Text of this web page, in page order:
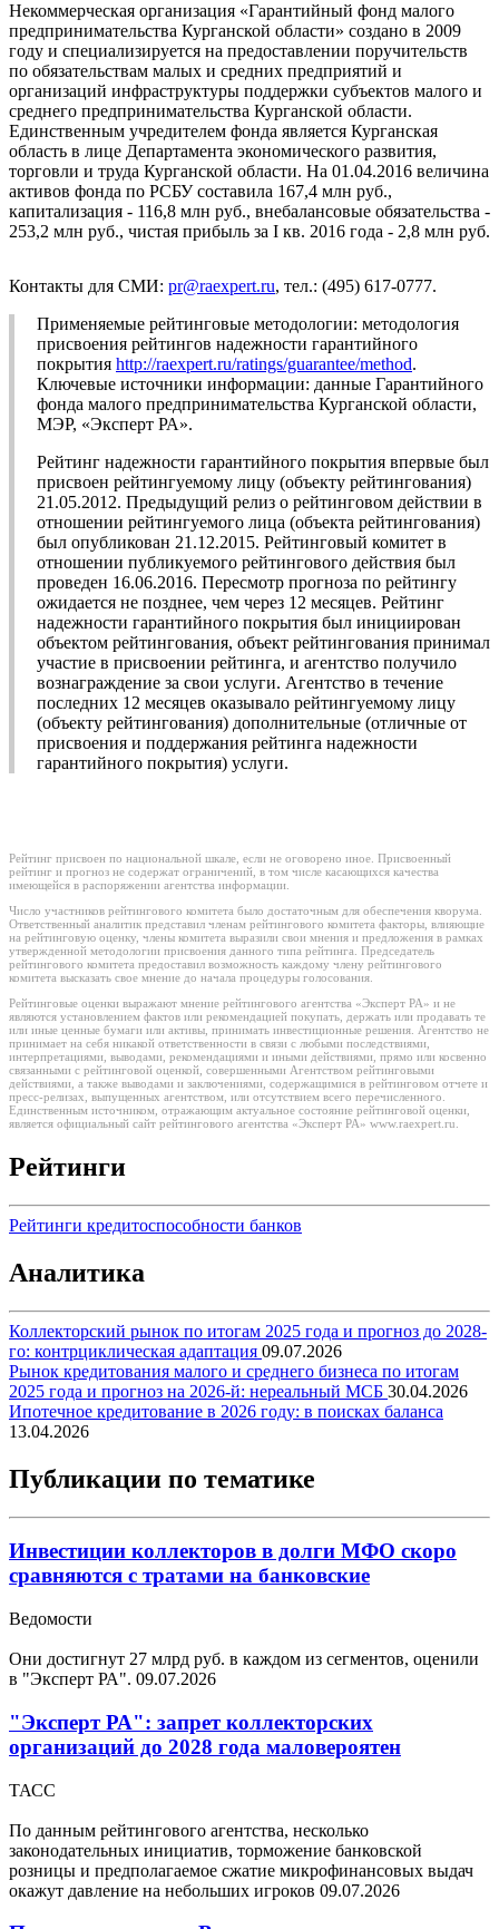
Некоммерческая организация «Гарантийный фонд малого
предпринимательства Курганской области» создано в 2009
году и специализируется на предоставлении поручительств
по обязательствам малых и средних предприятий и
организаций инфраструктуры поддержки субъектов малого и
среднего предпринимательства Курганской области.
Единственным учредителем фонда является Курганская
область в лице Департамента экономического развития,
торговли и труда Курганской области. На 01.04.2016 величина
активов фонда по РСБУ составила 167,4 млн руб.,
капитализация - 116,8 млн руб., внебалансовые обязательства -
253,2 млн руб., чистая прибыль за I кв. 2016 года - 2,8 млн руб.
Контакты для СМИ: pr@raexpert.ru, тел.: (495) 617-0777.
Применяемые рейтинговые методологии: методология
присвоения рейтингов надежности гарантийного
покрытия http://raexpert.ru/ratings/guarantee/method.
Ключевые источники информации: данные Гарантийного
фонда малого предпринимательства Курганской области,
МЭР, «Эксперт РА».
Рейтинг надежности гарантийного покрытия впервые был
присвоен рейтингуемому лицу (объекту рейтингования)
21.05.2012. Предыдущий релиз о рейтинговом действии в
отношении рейтингуемого лица (объекта рейтингования)
был опубликован 21.12.2015. Рейтинговый комитет в
отношении публикуемого рейтингового действия был
проведен 16.06.2016. Пересмотр прогноза по рейтингу
ожидается не позднее, чем через 12 месяцев. Рейтинг
надежности гарантийного покрытия был инициирован
объектом рейтингования, объект рейтингования принимал
участие в присвоении рейтинга, и агентство получило
вознаграждение за свои услуги. Агентство в течение
последних 12 месяцев оказывало рейтингуемому лицу
(объекту рейтингования) дополнительные (отличные от
присвоения и поддержания рейтинга надежности
гарантийного покрытия) услуги.
Рейтинг присвоен по национальной шкале, если не оговорено иное. Присвоенный
рейтинг и прогноз не содержат ограничений, в том числе касающихся качества
имеющейся в распоряжении агентства информации.
Число участников рейтингового комитета было достаточным для обеспечения кворума.
Ответственный аналитик представил членам рейтингового комитета факторы, влияющие
на рейтинговую оценку, члены комитета выразили свои мнения и предложения в рамках
утвержденной методологии присвоения данного типа рейтинга. Председатель
рейтингового комитета предоставил возможность каждому члену рейтингового
комитета высказать свое мнение до начала процедуры голосования.
Рейтинговые оценки выражают мнение рейтингового агентства «Эксперт РА» и не
являются установлением фактов или рекомендацией покупать, держать или продавать те
или иные ценные бумаги или активы, принимать инвестиционные решения. Агентство не
принимает на себя никакой ответственности в связи с любыми последствиями,
интерпретациями, выводами, рекомендациями и иными действиями, прямо или косвенно
связанными с рейтинговой оценкой, совершенными Агентством рейтинговыми
действиями, а также выводами и заключениями, содержащимися в рейтинговом отчете и
пресс-релизах, выпущенных агентством, или отсутствием всего перечисленного.
Единственным источником, отражающим актуальное состояние рейтинговой оценки,
является официальный сайт рейтингового агентства «Эксперт РА» www.raexpert.ru.
Рейтинги
Рейтинги кредитоспособности банков
Аналитика
Коллекторский рынок по итогам 2025 года и прогноз до 2028-
го: контрциклическая адаптация 09.07.2026
Рынок кредитования малого и среднего бизнеса по итогам
2025 года и прогноз на 2026-й: нереальный МСБ 30.04.2026
Ипотечное кредитование в 2026 году: в поисках баланса
13.04.2026
Публикации по тематике
Инвестиции коллекторов в долги МФО скоро
сравняются с тратами на банковские
Ведомости
Они достигнут 27 млрд руб. в каждом из сегментов, оценили
в "Эксперт РА". 09.07.2026
"Эксперт РА": запрет коллекторских
организаций до 2028 года маловероятен
ТАСС
По данным рейтингового агентства, несколько
законодательных инициатив, торможение банковской
розницы и предполагаемое сжатие микрофинансовых выдач
окажут давление на небольших игроков 09.07.2026